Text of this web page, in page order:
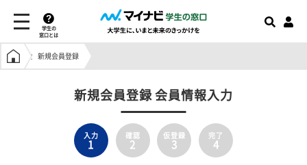
学生の
窓口とは
学生の窓口トップ
新規会員登録
新規会員登録 会員情報入力
入力
1
確認
2
仮登録
3
完了
4